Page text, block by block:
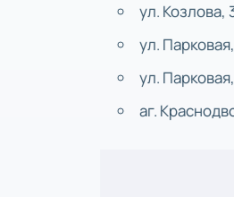
ул. Козлова,
ул.
ул.
аг.